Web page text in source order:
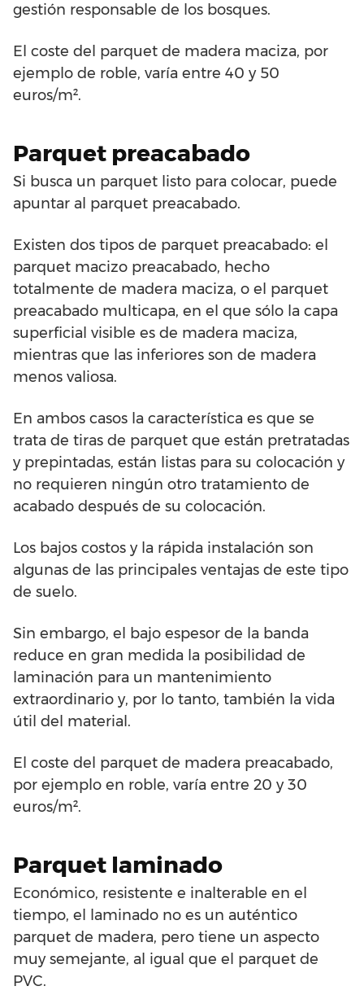
gestión responsable de los bosques.
El coste del parquet de madera maciza, por
ejemplo de roble, varía entre 40 y 50
euros/m².
Parquet preacabado
Si busca un parquet listo para colocar, puede
apuntar al parquet preacabado.
Existen dos tipos de parquet preacabado: el
parquet macizo preacabado, hecho
totalmente de madera maciza, o el parquet
preacabado multicapa, en el que sólo la capa
superficial visible es de madera maciza,
mientras que las inferiores son de madera
menos valiosa.
En ambos casos la característica es que se
trata de tiras de parquet que están pretratadas
y prepintadas, están listas para su colocación y
no requieren ningún otro tratamiento de
acabado después de su colocación.
Los bajos costos y la rápida instalación son
algunas de las principales ventajas de este tipo
de suelo.
Sin embargo, el bajo espesor de la banda
reduce en gran medida la posibilidad de
laminación para un mantenimiento
extraordinario y, por lo tanto, también la vida
útil del material.
El coste del parquet de madera preacabado,
por ejemplo en roble, varía entre 20 y 30
euros/m².
Parquet laminado
Económico, resistente e inalterable en el
tiempo, el laminado no es un auténtico
parquet de madera, pero tiene un aspecto
muy semejante, al igual que el parquet de
PVC.